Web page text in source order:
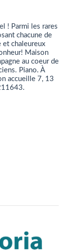
! Parmi les rares
chacune de
et chaleureux
Maison
au coeur de
Piano. À
accueille 7, 13